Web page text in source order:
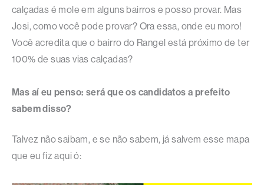
calçadas é mole em alguns bairros e posso provar. Mas
Josi, como você pode provar? Ora essa, onde eu moro!
Você acredita que o bairro do Rangel está próximo de ter
100% de suas vias calçadas?
Mas aí eu penso: será que os candidatos a prefeito
sabem disso?
Talvez não saibam, e se não sabem, já salvem esse mapa
que eu fiz aqui ó: